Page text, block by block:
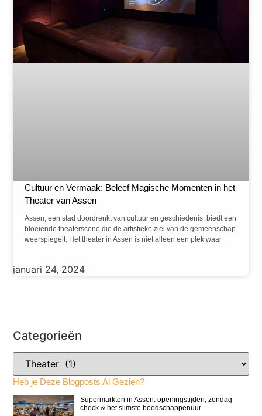
Categorieën
Heb je Deze Blogposts Al Gezien?
Supermarkten in Assen: openingstijden, zondag-
check & het slimste boodschappenuur
Cultuur en Vermaak: Beleef Magische Momenten in het
Theater van Assen
Assen, een stad doordrenkt van cultuur en geschiedenis, biedt een
bloeiende theaterscene die de artistieke ziel van de gemeenschap
weerspiegelt. Het theater in Assen is niet alleen een plek waar
januari 24, 2024